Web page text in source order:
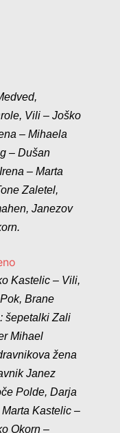
Vili – Joško
– Mihaela
– Dušan
– Marta
Zaletel,
Janezov
Kastelic – Vili,
Brane
šepetalki Zali
Mihael
žena
Janez
Polde, Darja
Kastelic –
Okorn –